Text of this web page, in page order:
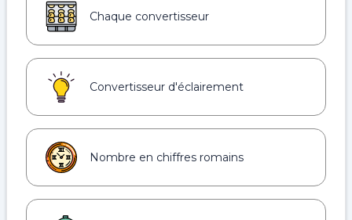
Chaque convertisseur
Convertisseur d'éclairement
Nombre en chiffres romains